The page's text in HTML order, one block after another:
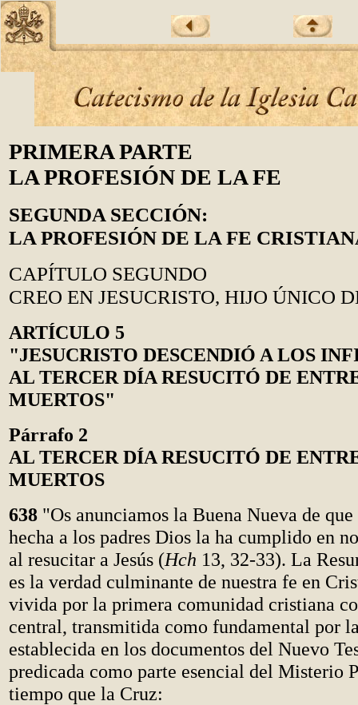
PRIMERA PARTE
LA PROFESIÓN DE LA FE
SEGUNDA SECCIÓN:
LA PROFESIÓN DE LA FE
CAPÍTULO SEGUNDO
CREO EN JESUCRISTO, HIJO ÚNICO
ARTÍCULO 5
"JESUCRISTO DESCENDIÓ A LOS
AL TERCER DÍA RESUCITÓ DE
MUERTOS"
Párrafo 2
AL TERCER DÍA RESUCITÓ DE
MUERTOS
638 "Os anunciamos la Buena Nueva de que
hecha a los padres Dios la ha cumplido en
al resucitar a Jesús (Hch 13, 32-33). La
es la verdad culminante de nuestra fe en
vivida por la primera comunidad cristiana
central, transmitida como fundamental por
establecida en los documentos del Nuevo
predicada como parte esencial del Misterio
tiempo que la Cruz: